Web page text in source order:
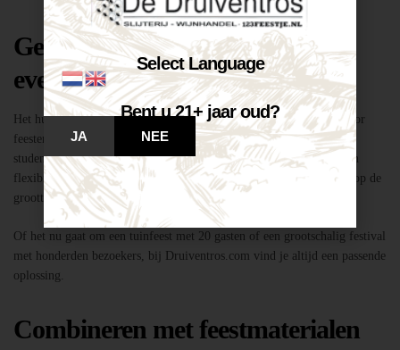
Geschikt voor elk type feest of
evenement
Het huren van een biertap in locatie Breda is niet alleen geschikt voor
feesten thuis, maar ook voor bedrijfsevenementen, buurtfeesten,
studentenfeestjes en verenigingsactiviteiten. Dankzij de mobiliteit en
flexibiliteit van onze tapinstallaties kunnen we moeiteloos inspelen op de
grootte en aard van elk evenement.
Of het nu gaat om een tuinfeest met 20 gasten of een grootschalig festival
met honderden bezoekers, bij Druiventros.com vind je altijd een passende
oplossing.
Combineren met feestmaterialen
Select Language
Bent u 21+ jaar oud?
JA NEE